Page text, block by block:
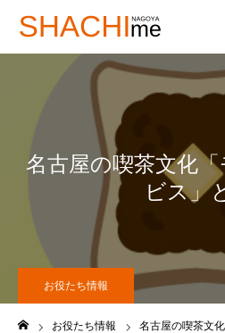
名古屋の喫茶文化
ビス」
お役たち情報
お役たち情報 名古屋の喫茶文